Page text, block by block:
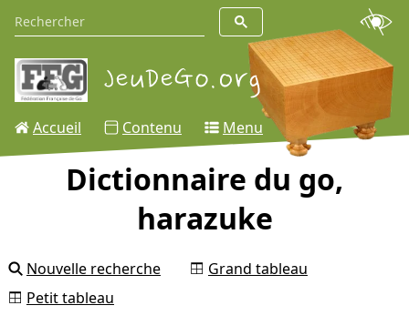
Accueil Contenu Menu
Dictionnaire du go,
harazuke
Nouvelle recherche
Grand tableau
Petit tableau